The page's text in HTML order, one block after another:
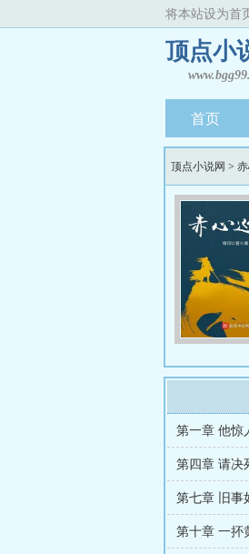
将本站设为首
顶点小
首页
顶点小说网 >
第一章 他惊
第四章 请决
第七章 旧事
第十章 一抔